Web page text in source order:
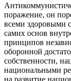
поражение, он
всеми здоровыми
самих основ
принципов
оборонной
собственности,
национальными
на развитие